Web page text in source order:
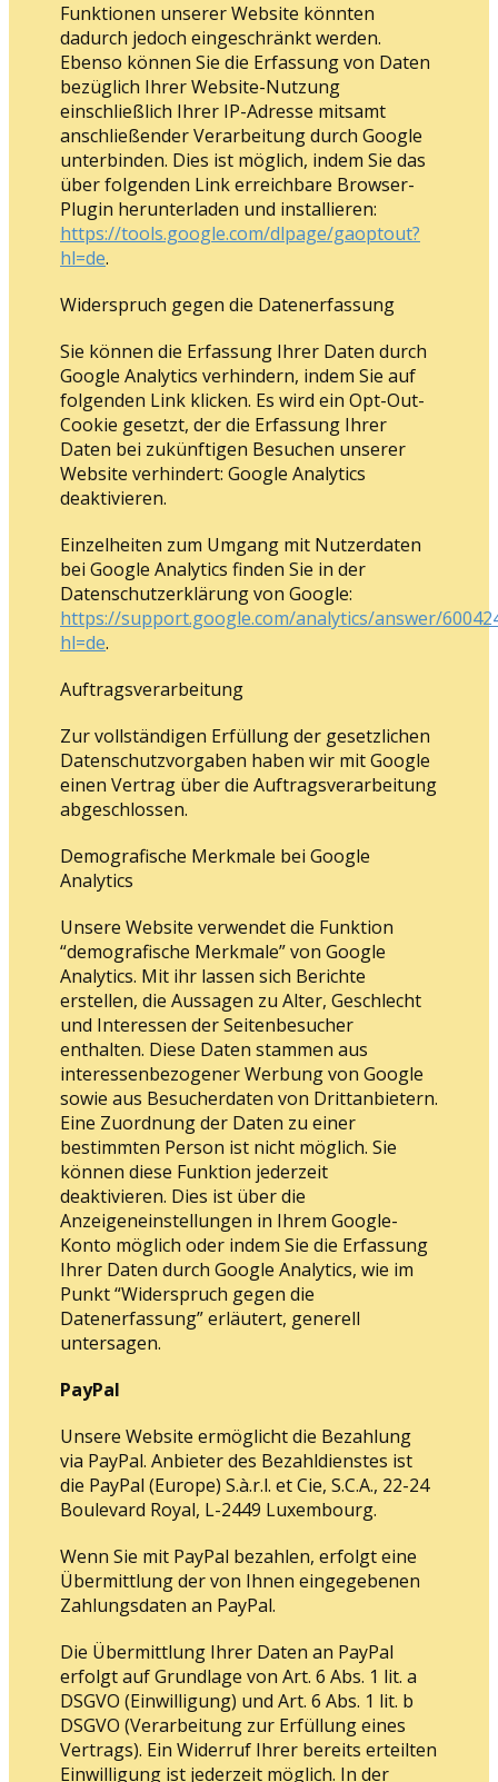
Funktionen unserer Website könnten
dadurch jedoch eingeschränkt werden.
Ebenso können Sie die Erfassung von Daten
bezüglich Ihrer Website-Nutzung
einschließlich Ihrer IP-Adresse mitsamt
anschließender Verarbeitung durch Google
unterbinden. Dies ist möglich, indem Sie das
über folgenden Link erreichbare Browser-
Plugin herunterladen und installieren:
https://tools.google.com/dlpage/gaoptout?
hl=de.
Widerspruch gegen die Datenerfassung
Sie können die Erfassung Ihrer Daten durch
Google Analytics verhindern, indem Sie auf
folgenden Link klicken. Es wird ein Opt-Out-
Cookie gesetzt, der die Erfassung Ihrer
Daten bei zukünftigen Besuchen unserer
Website verhindert: Google Analytics
deaktivieren.
Einzelheiten zum Umgang mit Nutzerdaten
bei Google Analytics finden Sie in der
Datenschutzerklärung von Google:
https://support.google.com/analytics/answer/
hl=de.
Auftragsverarbeitung
Zur vollständigen Erfüllung der gesetzlichen
Datenschutzvorgaben haben wir mit Google
einen Vertrag über die Auftragsverarbeitung
abgeschlossen.
Demografische Merkmale bei Google
Analytics
Unsere Website verwendet die Funktion
“demografische Merkmale” von Google
Analytics. Mit ihr lassen sich Berichte
erstellen, die Aussagen zu Alter, Geschlecht
und Interessen der Seitenbesucher
enthalten. Diese Daten stammen aus
interessenbezogener Werbung von Google
sowie aus Besucherdaten von Drittanbietern.
Eine Zuordnung der Daten zu einer
bestimmten Person ist nicht möglich. Sie
können diese Funktion jederzeit
deaktivieren. Dies ist über die
Anzeigeneinstellungen in Ihrem Google-
Konto möglich oder indem Sie die Erfassung
Ihrer Daten durch Google Analytics, wie im
Punkt “Widerspruch gegen die
Datenerfassung” erläutert, generell
untersagen.
PayPal
Unsere Website ermöglicht die Bezahlung
via PayPal. Anbieter des Bezahldienstes ist
die PayPal (Europe) S.à.r.l. et Cie, S.C.A., 22-24
Boulevard Royal, L-2449 Luxembourg.
Wenn Sie mit PayPal bezahlen, erfolgt eine
Übermittlung der von Ihnen eingegebenen
Zahlungsdaten an PayPal.
Die Übermittlung Ihrer Daten an PayPal
erfolgt auf Grundlage von Art. 6 Abs. 1 lit. a
DSGVO (Einwilligung) und Art. 6 Abs. 1 lit. b
DSGVO (Verarbeitung zur Erfüllung eines
Vertrags). Ein Widerruf Ihrer bereits erteilten
Einwilligung ist jederzeit möglich. In der